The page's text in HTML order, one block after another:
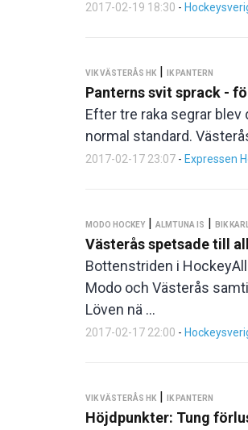
2017-02-19 18:30 -
VIK VÄSTERÅS HK | IK PANTERN
Panterns svit sprack -
Efter tre raka segrar
normal standard.
2017-02-17 23:07 - Expressen
MODO HOCKEY | ALMTUNA IS | BIK
Västerås spetsade till
Bottenstriden i
Modo och Västerås
Löven nä ...
2017-02-17 22:00 -
VIK VÄSTERÅS HK | IK PANTERN
Höjdpunkter: Tung